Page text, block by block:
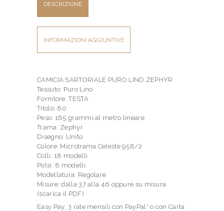
DESCRIZIONE
INFORMAZIONI AGGIUNTIVE
CAMICIA SARTORIALE PURO LINO ZEPHYR
Tessuto: Puro Lino
Fornitore: TESTA
Titolo: 60
Peso: 185 grammi al metro lineare
Trama: Zephyr
Disegno: Unito
Colore: Microtrama Celeste 958/2
Colli: 18 modelli
Polsi: 8 modelli
Modellatura: Regolare
Misure: dalla 37 alla 46 oppure su misura
(scarica il PDF)
Easy Pay: 3 rate mensili con PayPal* o con Carta